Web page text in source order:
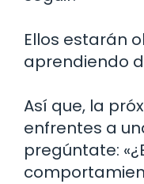
Ellos estarán
aprendiendo
Así que, la
enfrentes a
pregúntate: